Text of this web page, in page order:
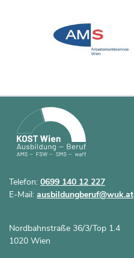
Nordbahnstraße 36/3/Top 1.4
1020 Wien
Telefon: 0699 140 12 227
E-Mail: ausbildungberuf@wuk.at